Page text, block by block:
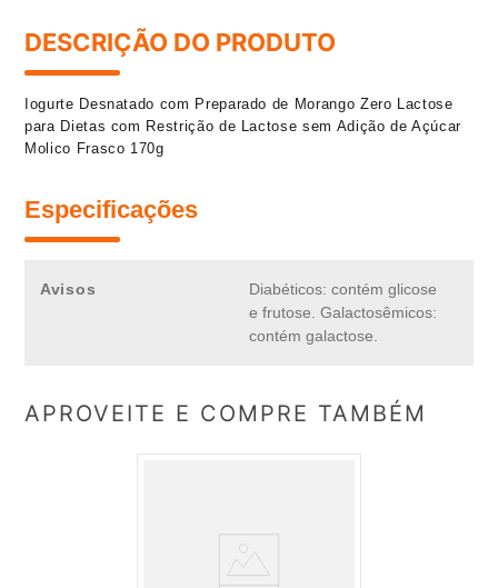
DESCRIÇÃO DO PRODUTO
Iogurte Desnatado com Preparado de Morango Zero Lactose
para Dietas com Restrição de Lactose sem Adição de Açúcar
Molico Frasco 170g
Especificações
Avisos
Diabéticos: contém glicose
e frutose. Galactosêmicos:
contém galactose.
APROVEITE E COMPRE TAMBÉM